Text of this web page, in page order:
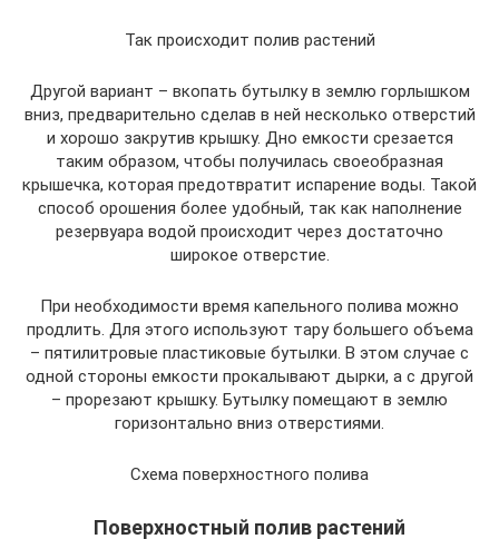
Так происходит полив растений
Другой вариант – вкопать бутылку в землю горлышком
вниз, предварительно сделав в ней несколько отверстий
и хорошо закрутив крышку. Дно емкости срезается
таким образом, чтобы получилась своеобразная
крышечка, которая предотвратит испарение воды. Такой
способ орошения более удобный, так как наполнение
резервуара водой происходит через достаточно
широкое отверстие.
При необходимости время капельного полива можно
продлить. Для этого используют тару большего объема
– пятилитровые пластиковые бутылки. В этом случае с
одной стороны емкости прокалывают дырки, а с другой
– прорезают крышку. Бутылку помещают в землю
горизонтально вниз отверстиями.
Схема поверхностного полива
Поверхностный полив растений